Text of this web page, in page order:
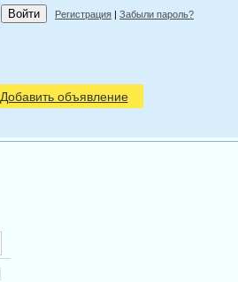
Регистрация | Забыли пароль?
Добавить объявление